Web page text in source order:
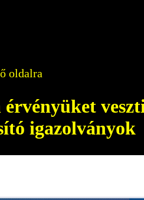
oldalra
érvényüket
igazolványok